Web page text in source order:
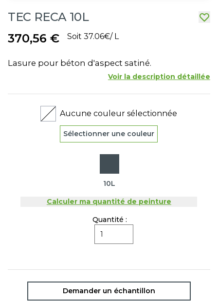
TEC RECA 10L
370,56 €
Soit 37.06€/ L
Lasure pour béton d'aspect satiné.
Voir la description détaillée
Aucune couleur sélectionnée
Sélectionner une couleur
10L
Calculer ma quantité de peinture
Quantité :
Demander un échantillon